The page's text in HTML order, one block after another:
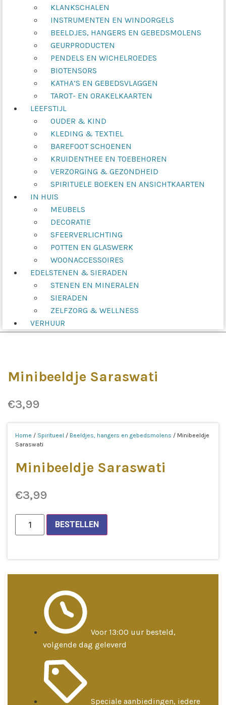
KLANKSCHALEN
INSTRUMENTEN EN WINDORGELS
BEELDJES, HANGERS EN GEBEDSMOLENS
GEURPRODUCTEN
PENDELS EN WICHELROEDES
BIOTENSORS
KATHA’S EN GEBEDSVLAGGEN
TAROT- EN ORAKELKAARTEN
LEEFSTIJL
OUDER & KIND
KLEDING & TEXTIEL
BAREFOOT SCHOENEN
KRUIDENTHEE EN TOEBEHOREN
VERZORGING & GEZONDHEID
SPIRITUELE BOEKEN EN ANSICHTKAARTEN
IN HUIS
MEUBELS
DECORATIE
SFEERVERLICHTING
POTTEN EN GLASWERK
WOONACCESSOIRES
EDELSTENEN & SIERADEN
STENEN EN MINERALEN
SIERADEN
ZELFZORG & WELLNESS
VERHUUR
Minibeeldje Saraswati
€3,99
Home / Spiritueel / Beeldjes, hangers en gebedsmolens / Minibeeldje
Saraswati
Minibeeldje Saraswati
€3,99
Minibeeldje
Saraswati
aantal
BESTELLEN
Voor 13:00 uur besteld,
volgende dag geleverd
Speciale aanbiedingen, iedere